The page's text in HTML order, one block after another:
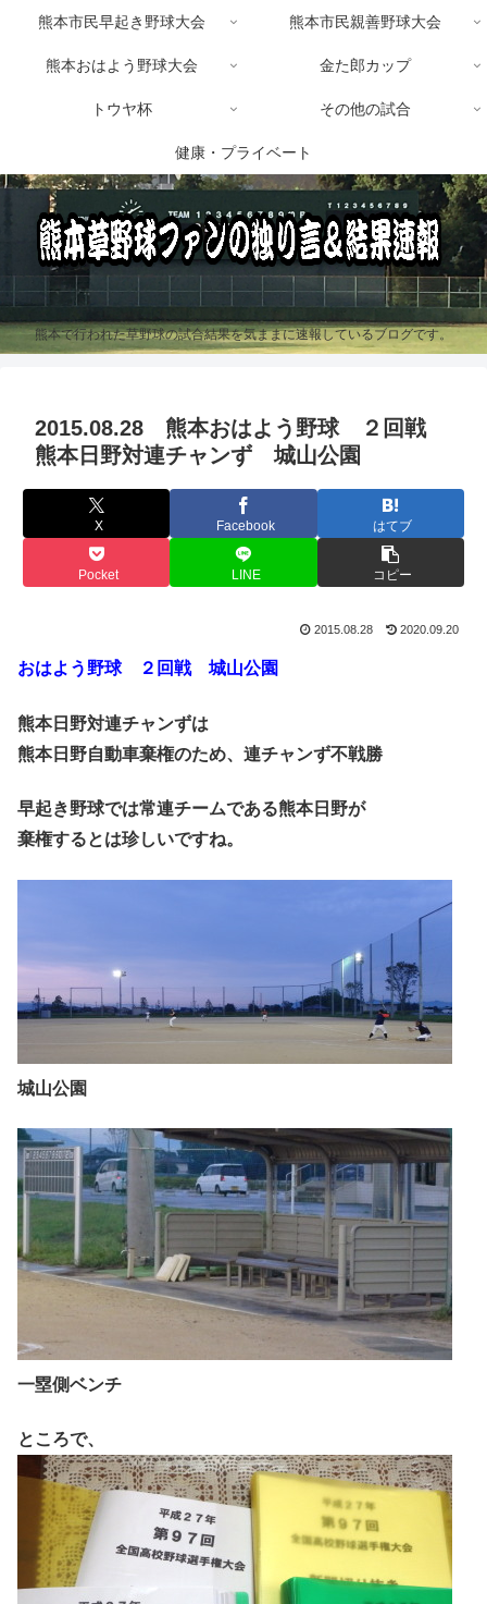
熊本で行われた草野球の試合結果を気ままに速報しているブログです。
熊本市民早起き野球大会 熊本市民親善野球大会
熊本おはよう野球大会 金た郎カップ
トウヤ杯 その他の試合
健康・プライベート
2015.08.28 熊本おはよう野球 ２回戦
熊本日野対連チャンず 城山公園
X Facebook はてブ
Pocket LINE コピー
2015.08.28 2020.09.20
おはよう野球 ２回戦 城山公園
熊本日野対連チャンずは
熊本日野自動車棄権のため、連チャンず不戦勝
早起き野球では常連チームである熊本日野が
棄権するとは珍しいですね。
城山公園
一塁側ベンチ
ところで、